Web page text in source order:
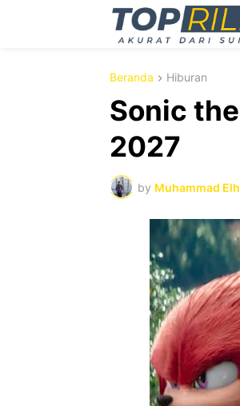
Beranda Hiburan
Sonic
2027
by Muhammad